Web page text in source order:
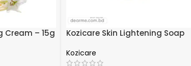
Cream – 15g Kozicare Skin Lightening Soap
Kozicare